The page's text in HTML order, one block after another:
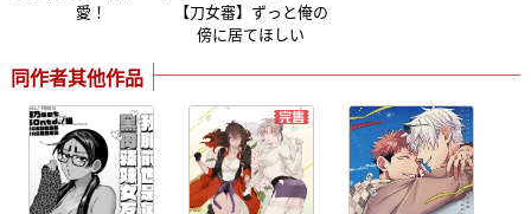
愛！
【刀女審】ずっと俺の
傍に居てほしい
同作者其他作品